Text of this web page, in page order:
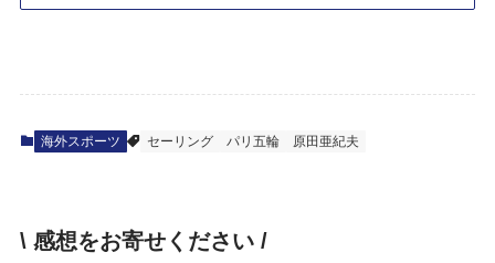
海外スポーツ セーリング パリ五輪 原田亜紀夫
\ 感想をお寄せください /